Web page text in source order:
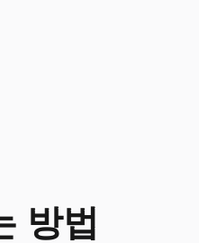
방법